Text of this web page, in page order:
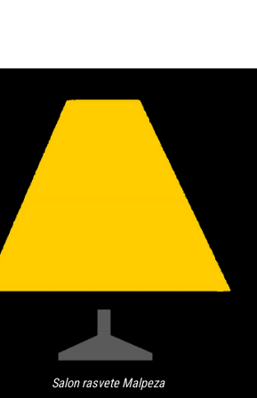
Salon rasvete Malpeza